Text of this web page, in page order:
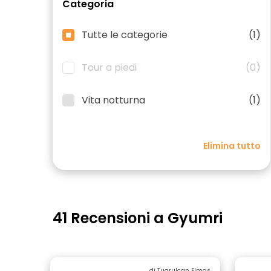
Categoria
Tutte le categorie (1)
Tour a piedi (0)
Vita notturna (1)
Elimina tutto
41 Recensioni a Gyumri